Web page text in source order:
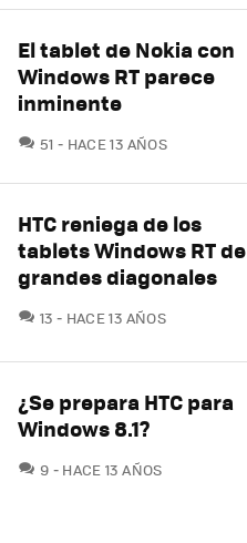
El tablet de Nokia con
Windows RT parece
inminente
51 COMENTARIOS
HACE 13 AÑOS
HTC reniega de los
tablets Windows RT de
grandes diagonales
13 COMENTARIOS
HACE 13 AÑOS
¿Se prepara HTC para
Windows 8.1?
9 COMENTARIOS
HACE 13 AÑOS